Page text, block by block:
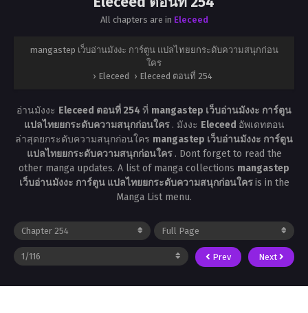
All chapters are in Eleceed
mangastep เว็บอ่านมังงะ การ์ตูน แปลไทยยกระดับความสนุกก่อน
ใคร
› Eleceed › Eleceed ตอนที่ 254
อ่านมังงะ Eleceed ตอนที่ 254 ที่ mangastep เว็บอ่านมังงะ การ์ตูน
แปลไทยยกระดับความสนุกก่อนใคร . มังงะ Eleceed อัพเดทตอน
ล่าสุดยกระดับความสนุกก่อนใคร mangastep เว็บอ่านมังงะ การ์ตูน
แปลไทยยกระดับความสนุกก่อนใคร . Dont forget to read the
other manga updates. A list of manga collections mangastep
เว็บอ่านมังงะ การ์ตูน แปลไทยยกระดับความสนุกก่อนใครis in the
Manga List menu.
Prev Next